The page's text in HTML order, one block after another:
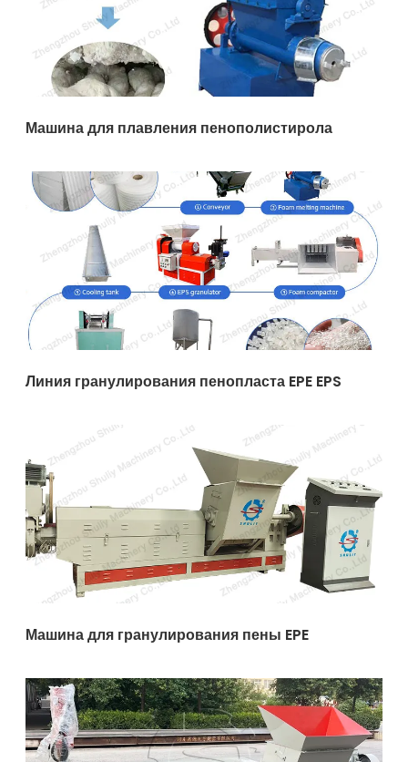
Машина для плавления пенополистирола
Линия гранулирования пенопласта EPE EPS
Машина для гранулирования пены EPE